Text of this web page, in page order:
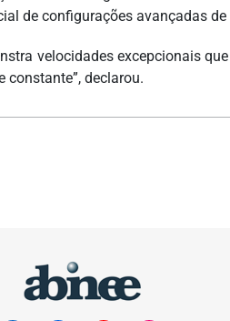
de configurações avançadas
velocidades excepcionais
constante”, declarou.